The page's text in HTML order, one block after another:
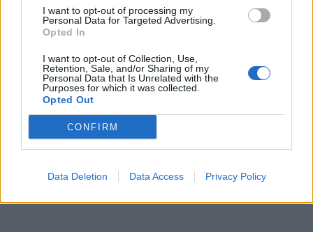
I want to opt-out of processing my
Personal Data for Targeted Advertising.
Opted In
I want to opt-out of Collection, Use,
Retention, Sale, and/or Sharing of my
Personal Data that Is Unrelated with the
Purposes for which it was collected.
Opted Out
CONFIRM
Data Deletion Data Access Privacy Policy